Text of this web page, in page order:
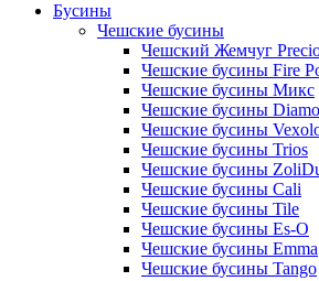
Бусины
Чешские бусины
Чешский Жемчуг
Чешские бусины Fire
Чешские бусины Микс
Чешские бусины
Чешские бусины
Чешские бусины Trios
Чешские бусины
Чешские бусины Cali
Чешские бусины Tile
Чешские бусины Es-O
Чешские бусины Emma
Чешские бусины Tango